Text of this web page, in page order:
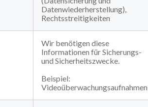
Datenwiederherstellung),
Rechtsstreitigkeiten
Wir benötigen diese
Informationen für Sicherungs-
und Sicherheitszwecke.
Beispiel:
Videoüberwachungsaufnahmen